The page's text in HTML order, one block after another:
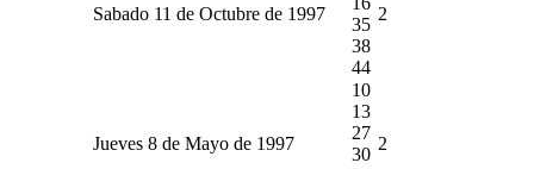
Sabado 11 de Octubre de 1997
35
38
44
2
Jueves 8 de Mayo de 1997
10
13
27
30
2